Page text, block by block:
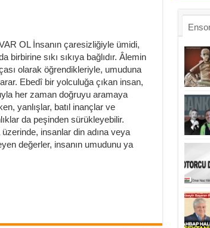
OL İnsanın çaresizliğiyle ümidi,
birbirine sıkı sıkıya bağlıdır. Âlemin
olarak öğrendikleriyle, umuduna
Ebedî bir yolculuğa çıkan insan,
her zaman doğruyu aramaya
yanlışlar, batıl inançlar ve
da peşinden sürükleyebilir.
insanlar din adına veya
değerler, insanın umudunu ya